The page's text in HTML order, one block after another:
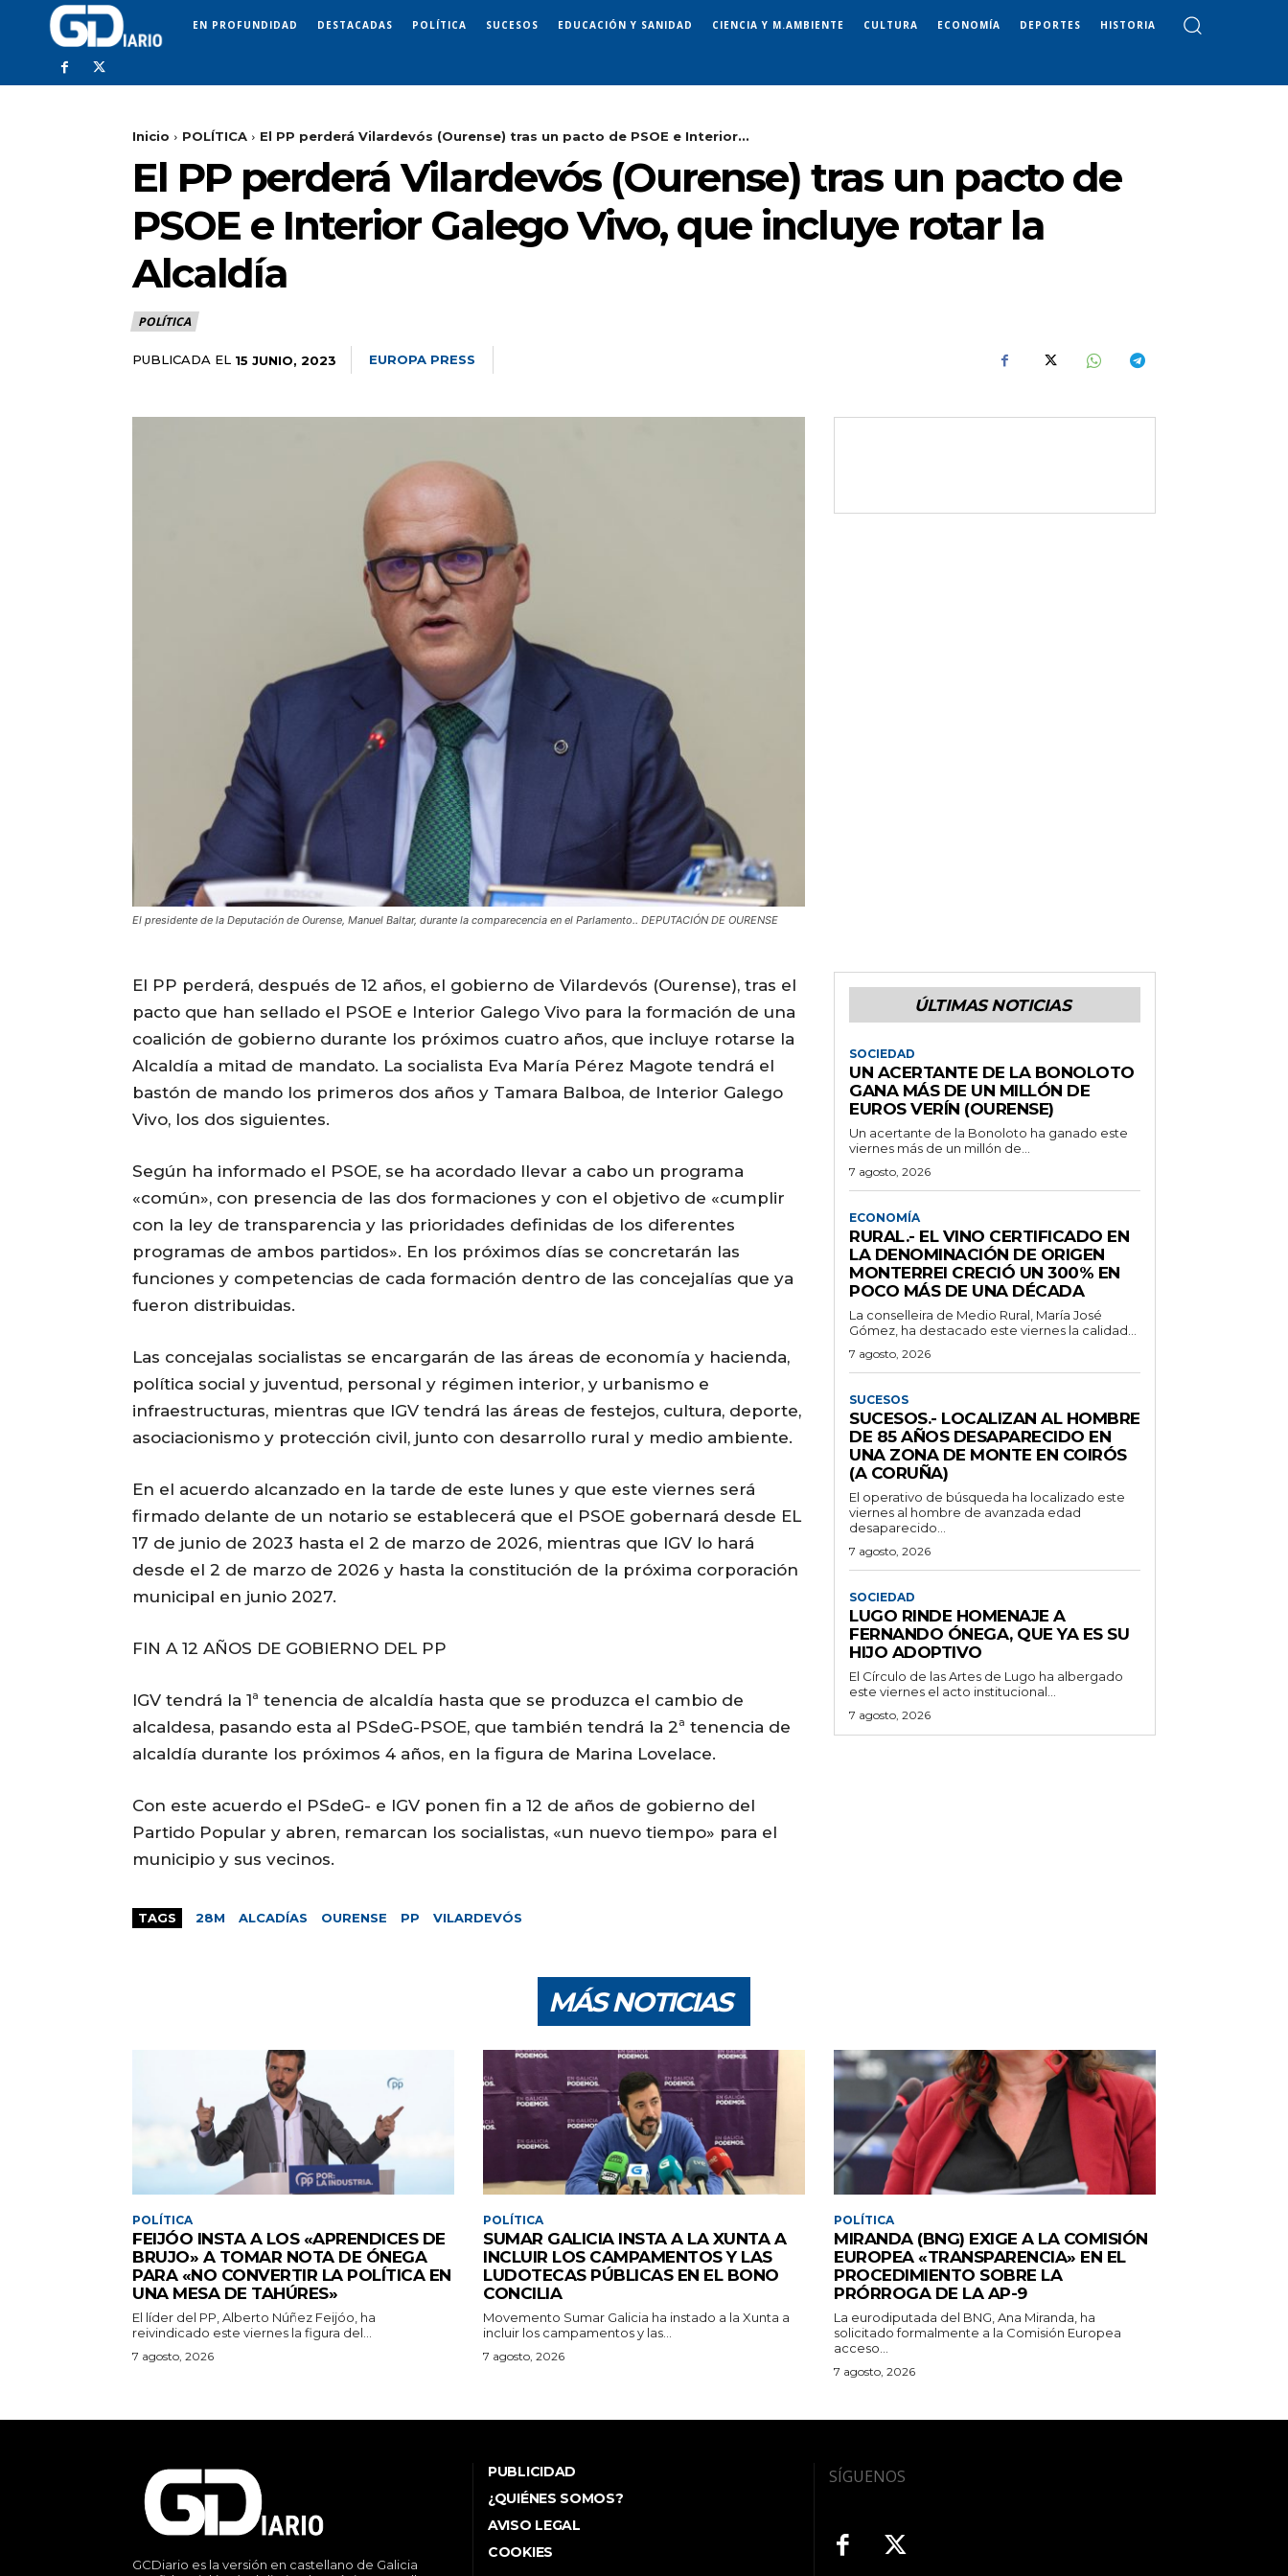
EN PROFUNDIDAD DESTACADAS POLÍTICA SUCESOS EDUCACIÓN Y SANIDAD CIENCIA Y M.AMBIENTE CULTURA ECONOMÍA DEPORTES HISTORIA
Inicio POLÍTICA El PP perderá Vilardevós (Ourense) tras un pacto de PSOE e Interior...
El PP perderá Vilardevós (Ourense) tras un pacto de
PSOE e Interior Galego Vivo, que incluye rotar la
Alcaldía
POLÍTICA
PUBLICADA EL 15 JUNIO, 2023 EUROPA PRESS
El presidente de la Deputación de Ourense, Manuel Baltar, durante la comparecencia en el Parlamento.. DEPUTACIÓN DE OURENSE
El PP perderá, después de 12 años, el gobierno de Vilardevós (Ourense), tras el
pacto que han sellado el PSOE e Interior Galego Vivo para la formación de una
coalición de gobierno durante los próximos cuatro años, que incluye rotarse la
Alcaldía a mitad de mandato. La socialista Eva María Pérez Magote tendrá el
bastón de mando los primeros dos años y Tamara Balboa, de Interior Galego
Vivo, los dos siguientes.
Según ha informado el PSOE, se ha acordado llevar a cabo un programa
«común», con presencia de las dos formaciones y con el objetivo de «cumplir
con la ley de transparencia y las prioridades definidas de los diferentes
programas de ambos partidos». En los próximos días se concretarán las
funciones y competencias de cada formación dentro de las concejalías que ya
fueron distribuidas.
Las concejalas socialistas se encargarán de las áreas de economía y hacienda,
política social y juventud, personal y régimen interior, y urbanismo e
infraestructuras, mientras que IGV tendrá las áreas de festejos, cultura, deporte,
asociacionismo y protección civil, junto con desarrollo rural y medio ambiente.
En el acuerdo alcanzado en la tarde de este lunes y que este viernes será
firmado delante de un notario se establecerá que el PSOE gobernará desde EL
17 de junio de 2023 hasta el 2 de marzo de 2026, mientras que IGV lo hará
desde el 2 de marzo de 2026 y hasta la constitución de la próxima corporación
municipal en junio 2027.
FIN A 12 AÑOS DE GOBIERNO DEL PP
IGV tendrá la 1ª tenencia de alcaldía hasta que se produzca el cambio de
alcaldesa, pasando esta al PSdeG-PSOE, que también tendrá la 2ª tenencia de
alcaldía durante los próximos 4 años, en la figura de Marina Lovelace.
Con este acuerdo el PSdeG- e IGV ponen fin a 12 de años de gobierno del
Partido Popular y abren, remarcan los socialistas, «un nuevo tiempo» para el
municipio y sus vecinos.
TAGS 28M ALCADÍAS OURENSE PP VILARDEVÓS
ÚLTIMAS NOTICIAS
SOCIEDAD
UN ACERTANTE DE LA BONOLOTO
GANA MÁS DE UN MILLÓN DE
EUROS VERÍN (OURENSE)
Un acertante de la Bonoloto ha ganado este
viernes más de un millón de...
7 agosto, 2026
ECONOMÍA
RURAL.- EL VINO CERTIFICADO EN
LA DENOMINACIÓN DE ORIGEN
MONTERREI CRECIÓ UN 300% EN
POCO MÁS DE UNA DÉCADA
La conselleira de Medio Rural, María José
Gómez, ha destacado este viernes la calidad...
7 agosto, 2026
SUCESOS
SUCESOS.- LOCALIZAN AL HOMBRE
DE 85 AÑOS DESAPARECIDO EN
UNA ZONA DE MONTE EN COIRÓS
(A CORUÑA)
El operativo de búsqueda ha localizado este
viernes al hombre de avanzada edad
desaparecido...
7 agosto, 2026
SOCIEDAD
LUGO RINDE HOMENAJE A
FERNANDO ÓNEGA, QUE YA ES SU
HIJO ADOPTIVO
El Círculo de las Artes de Lugo ha albergado
este viernes el acto institucional...
7 agosto, 2026
MÁS NOTICIAS
POLÍTICA
FEIJÓO INSTA A LOS «APRENDICES DE
BRUJO» A TOMAR NOTA DE ÓNEGA
PARA «NO CONVERTIR LA POLÍTICA EN
UNA MESA DE TAHÚRES»
El líder del PP, Alberto Núñez Feijóo, ha
reivindicado este viernes la figura del...
7 agosto, 2026
POLÍTICA
SUMAR GALICIA INSTA A LA XUNTA A
INCLUIR LOS CAMPAMENTOS Y LAS
LUDOTECAS PÚBLICAS EN EL BONO
CONCILIA
Movemento Sumar Galicia ha instado a la Xunta a
incluir los campamentos y las...
7 agosto, 2026
POLÍTICA
MIRANDA (BNG) EXIGE A LA COMISIÓN
EUROPEA «TRANSPARENCIA» EN EL
PROCEDIMIENTO SOBRE LA
PRÓRROGA DE LA AP-9
La eurodiputada del BNG, Ana Miranda, ha
solicitado formalmente a la Comisión Europea
acceso...
7 agosto, 2026
GCDiario es la versión en castellano de Galicia
PUBLICIDAD
¿QUIÉNES SOMOS?
AVISO LEGAL
COOKIES
SÍGUENOS